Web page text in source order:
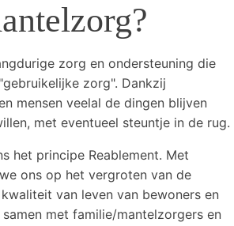
zorg en ondersteuning die
zorg". Dankzij
mensen veelal de dingen blijven
met eventueel steuntje in de rug.
het principe Reablement. Met
ons op het vergroten van de
van leven van bewoners en
met familie/mantelzorgers en